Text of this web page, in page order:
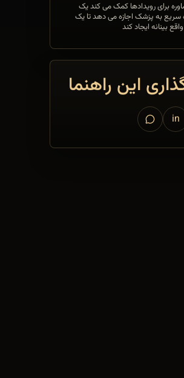
برای رویدادها کمک می کند یک
سریع به پزشک اجازه می دهد تا یک
بینانه ایجاد کند
این راهنما
in